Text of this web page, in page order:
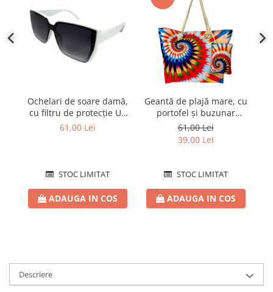
Ochelari de soare damă,
cu filtru de protecție UV
400, cu toc cadou, OSD64
61,00 Lei
STOC LIMITAT
ADAUGA IN COS
Geantă de plajă mare, cu
portofel și buzunar
interior KD2482
61,00 Lei
39,00 Lei
STOC LIMITAT
ADAUGA IN COS
Descriere